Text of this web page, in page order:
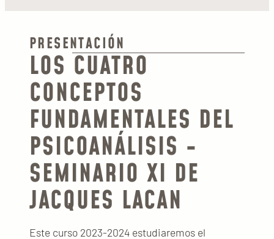
PRESENTACIÓN
LOS CUATRO
CONCEPTOS
FUNDAMENTALES DEL
PSICOANÁLISIS -
SEMINARIO XI DE
JACQUES LACAN
Este curso 2023-2024 estudiaremos el